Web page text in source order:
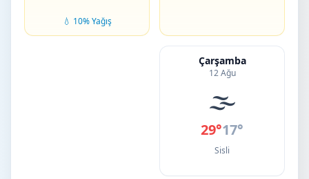
💧 10% Yağış
Çarşamba
12 Ağu
🌫️
29°17°
Sisli